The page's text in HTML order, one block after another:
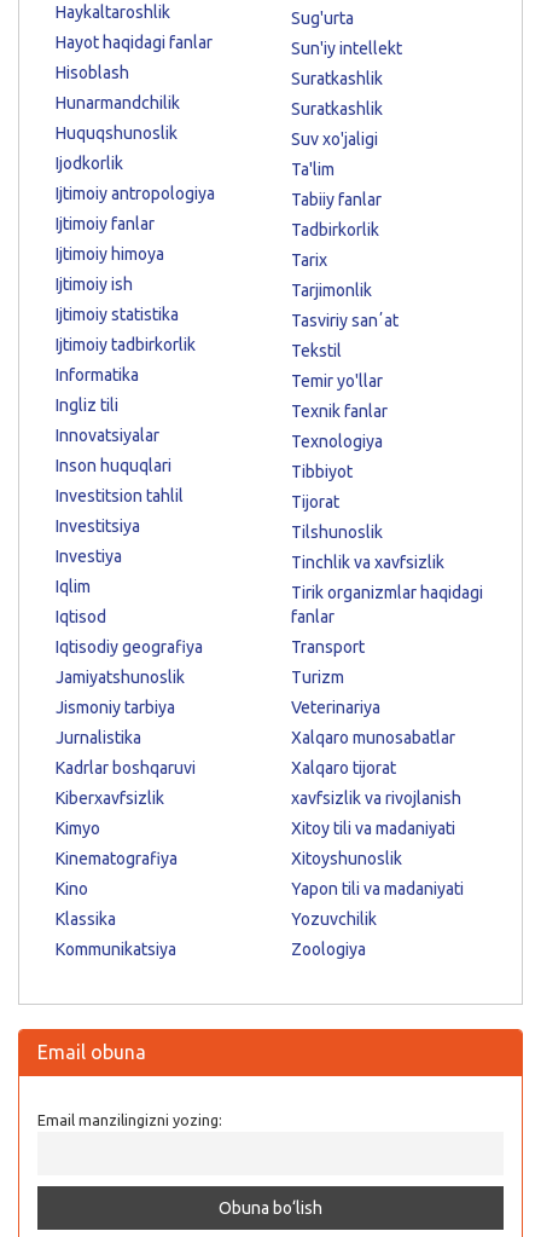
Haykaltaroshlik
Hayot haqidagi fanlar
Hisoblash
Hunarmandchilik
Huquqshunoslik
Ijodkorlik
Ijtimoiy antropologiya
Ijtimoiy fanlar
Ijtimoiy himoya
Ijtimoiy ish
Ijtimoiy statistika
Ijtimoiy tadbirkorlik
Informatika
Ingliz tili
Innovatsiyalar
Inson huquqlari
Investitsion tahlil
Investitsiya
Investiya
Iqlim
Iqtisod
Iqtisodiy geografiya
Jamiyatshunoslik
Jismoniy tarbiya
Jurnalistika
Kadrlar boshqaruvi
Kiberxavfsizlik
Kimyo
Kinematografiya
Kino
Klassika
Kommunikatsiya
Sug'urta
Sun'iy intellekt
Suratkashlik
Suratkashlik
Suv xo'jaligi
Ta'lim
Tabiiy fanlar
Tadbirkorlik
Tarix
Tarjimonlik
Tasviriy sanʼat
Tekstil
Temir yo'llar
Texnik fanlar
Texnologiya
Tibbiyot
Tijorat
Tilshunoslik
Tinchlik va xavfsizlik
Tirik organizmlar haqidagi
fanlar
Transport
Turizm
Veterinariya
Xalqaro munosabatlar
Xalqaro tijorat
xavfsizlik va rivojlanish
Xitoy tili va madaniyati
Xitoyshunoslik
Yapon tili va madaniyati
Yozuvchilik
Zoologiya
Email obuna
Email manzilingizni yozing: